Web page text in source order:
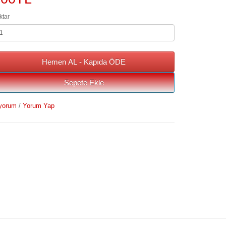
Hemen AL - Kapıda ÖDE
Sepete Ekle
/ Yorum Yap